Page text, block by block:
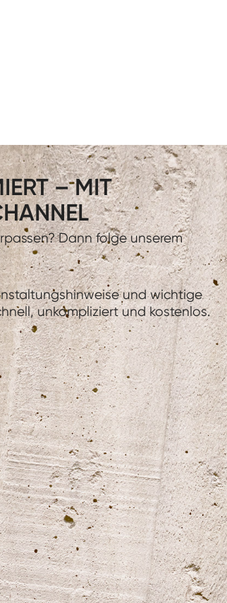
– MIT
Dann folge unserem
und wichtige
unkompliziert und kostenlos.